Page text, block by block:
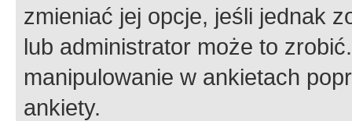
zmieniać jej opcje, jeśli jednak
lub administrator może to
manipulowanie w ankietach
ankiety.